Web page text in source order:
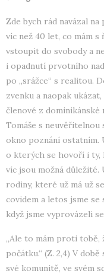
Zde bych rád navázal
víc než 40 let, co mám
vstoupit do svobody a
i opadnutí prvotního
po „srážce“ s realitou.
zvenku a naopak
členové z
Tomáše s
okno poznání ostatním.
o kterých se hovoří i ty,
víc jsou možná důležité.
rodiny, které už má už
covidem a letos jsme se
když jsme vyprovázeli
„Ale to mám proti tobě,
počátku.“ (Z. 2,4) V
své komunitě, ve svém